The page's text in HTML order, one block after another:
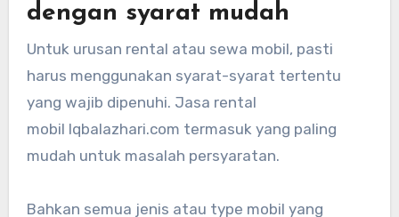
dengan syarat mudah
Untuk urusan rental atau sewa mobil, pasti
harus menggunakan syarat-syarat tertentu
yang wajib dipenuhi. Jasa rental
mobil Iqbalazhari.com termasuk yang paling
mudah untuk masalah persyaratan.
Bahkan semua jenis atau type mobil yang